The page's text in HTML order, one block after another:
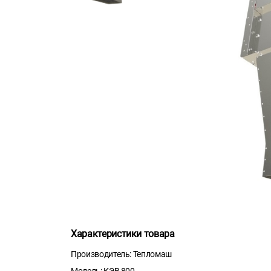
Характеристики товара
Производитель: Тепломаш